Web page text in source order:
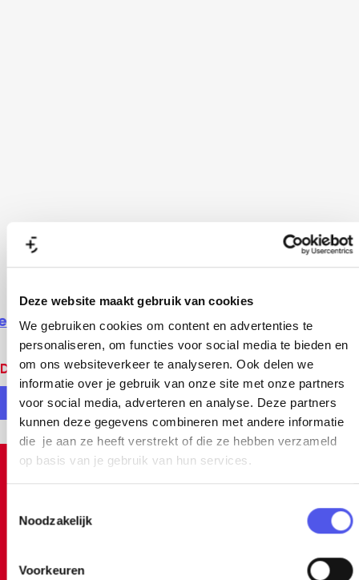
Deze website maakt gebruik van cookies
We gebruiken cookies om content en advertenties te
personaliseren, om functies voor social media te bieden en
om ons websiteverkeer te analyseren. Ook delen we
informatie over je gebruik van onze site met onze partners
voor social media, adverteren en analyse. Deze partners
kunnen deze gegevens combineren met andere informatie
die je aan ze heeft verstrekt of die ze hebben verzameld
op basis van je gebruik van hun services.
Noodzakelijk
Voorkeuren
alle locaties
Deel deze pagina
D
e
e
l
D
e
e
l
Inspiratie